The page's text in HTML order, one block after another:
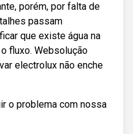
porém, por falta de
passam
que existe água na
fluxo. Websolução
electrolux não enche
o problema com nossa